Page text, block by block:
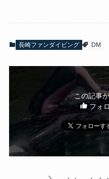
長崎ファンダイビング DM
この記事
フォ